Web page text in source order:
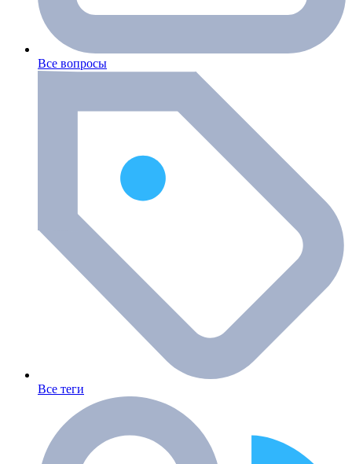
Все вопросы
Все теги